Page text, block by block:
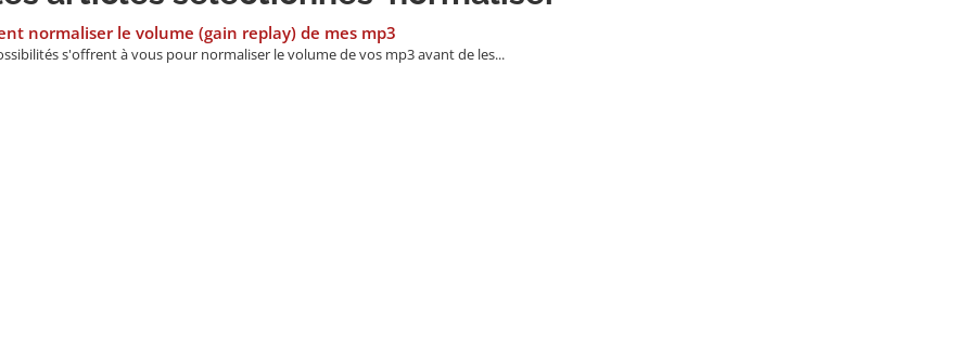
normaliser le volume (gain replay) de mes mp3
s'offrent à vous pour normaliser le volume de vos mp3 avant de les...